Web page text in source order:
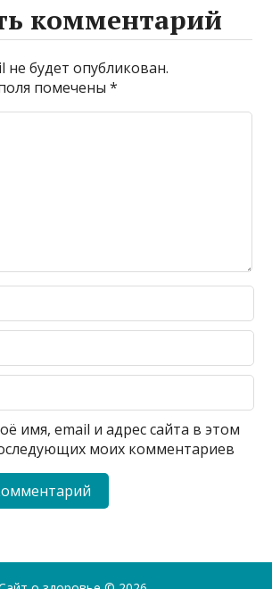
комментарий
не будет опубликован.
помечены*
имя, email и адрес сайта в этом
моих комментариев